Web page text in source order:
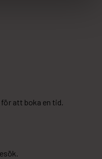
för att boka en tid.